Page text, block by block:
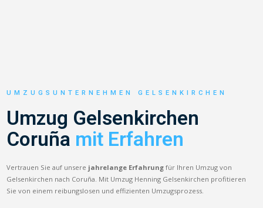
UMZUGSUNTERNEHMEN GELSENKIRCHEN
Umzug Gelsenkirchen
Coruña mit Erfahren
Vertrauen Sie auf unsere jahrelange Erfahrung für Ihren Umzug von
Gelsenkirchen nach Coruña. Mit Umzug Henning Gelsenkirchen profitieren
Sie von einem reibungslosen und effizienten Umzugsprozess.